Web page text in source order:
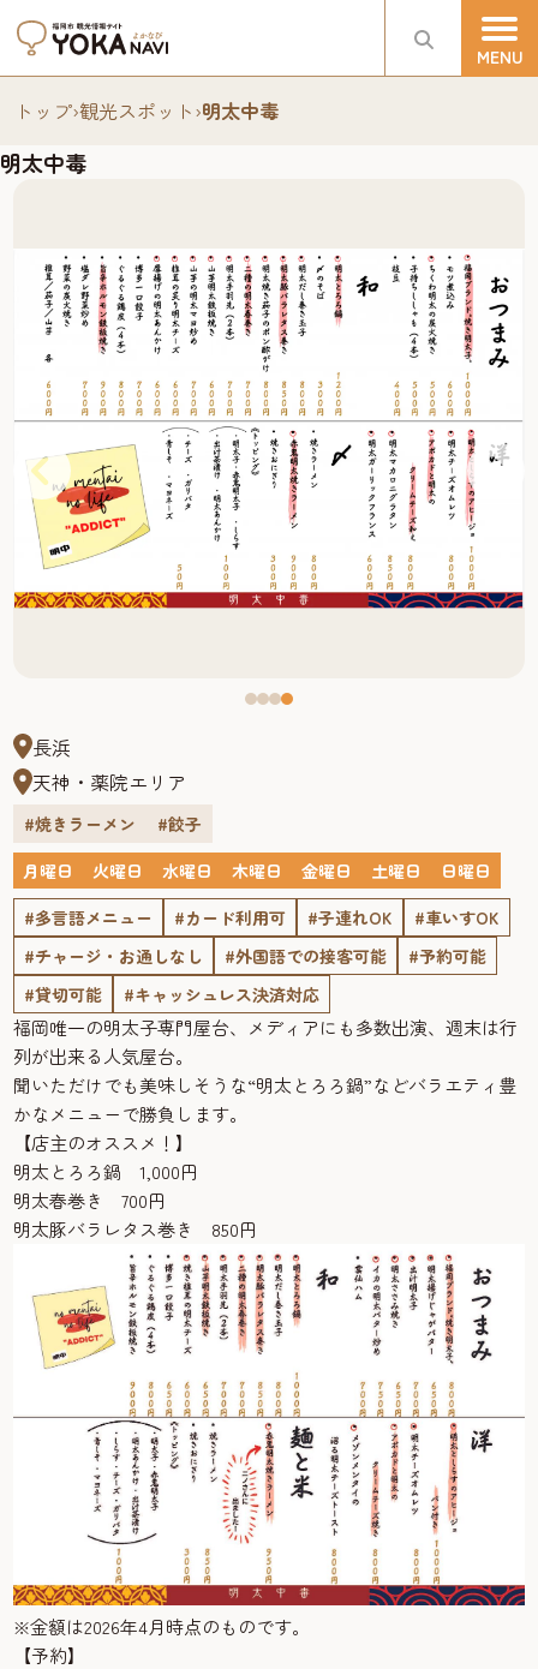
トップ›観光スポット›明太中毒
明太中毒
長浜
天神・薬院エリア
#焼きラーメン
#餃子
月曜日
火曜日 水曜日 木曜日 金曜日 土曜日
日曜日
#多言語メニュー
#カード利用可 #子連れOK
#車いすOK
#チャージ・お通しなし
#外国語での接客可能
#予約可能
#貸切可能
#キャッシュレス決済対応
福岡唯一の明太子専門屋台、メディアにも多数出演、週末は行
列が出来る人気屋台。
聞いただけでも美味しそうな“明太とろろ鍋”などバラエティ豊
かなメニューで勝負します。
【店主のオススメ！】
明太とろろ鍋 1,000円
明太春巻き 700円
明太豚バラレタス巻き 850円
※金額は2026年4月時点のものです。
【予約】